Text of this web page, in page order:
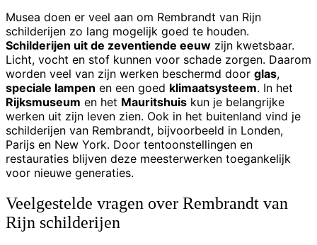
Musea doen er veel aan om Rembrandt van Rijn
schilderijen zo lang mogelijk goed te houden.
Schilderijen uit de zeventiende eeuw zijn kwetsbaar.
Licht, vocht en stof kunnen voor schade zorgen. Daarom
worden veel van zijn werken beschermd door glas,
speciale lampen en een goed klimaatsysteem. In het
Rijksmuseum en het Mauritshuis kun je belangrijke
werken uit zijn leven zien. Ook in het buitenland vind je
schilderijen van Rembrandt, bijvoorbeeld in Londen,
Parijs en New York. Door tentoonstellingen en
restauraties blijven deze meesterwerken toegankelijk
voor nieuwe generaties.
Veelgestelde vragen over Rembrandt van
Rijn schilderijen